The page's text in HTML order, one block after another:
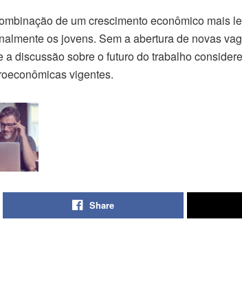
de um crescimento econômico mais
os jovens. Sem a abertura de novas
discussão sobre o futuro do trabalho
vigentes.
Share